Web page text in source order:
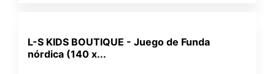
L-S KIDS BOUTIQUE - Juego de Funda
nórdica (140 x...